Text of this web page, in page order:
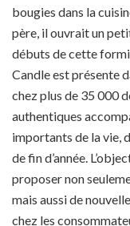
bougies dans la
père, il ouvrait un
débuts de cette
Candle est présente
chez plus de 35 000
authentiques
importants de la vie,
de fin d’année.
proposer non
mais aussi de
chez les